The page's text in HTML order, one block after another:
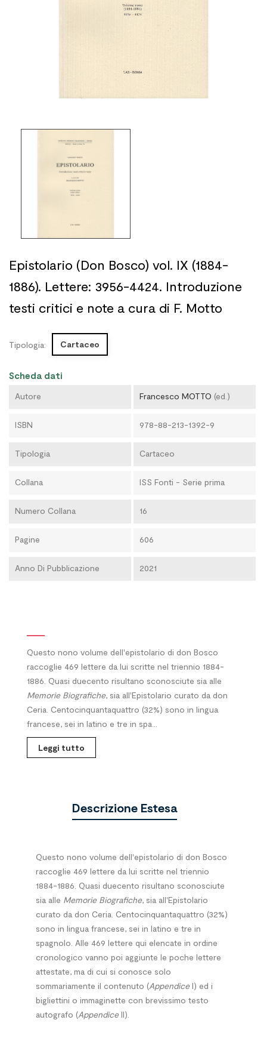
Epistolario (Don Bosco) vol. IX (1884-
1886). Lettere: 3956-4424. Introduzione
testi critici e note a cura di F. Motto
Tipologia: Cartaceo
Scheda dati
Autore Francesco MOTTO (ed.)
ISBN 978-88-213-1392-9
Tipologia Cartaceo
Collana ISS Fonti - Serie prima
Numero Collana 16
Pagine 606
Anno Di Pubblicazione 2021
Questo nono volume dell'epistolario di don Bosco
raccoglie 469 lettere da lui scritte nel triennio 1884-
1886. Quasi duecento risultano sconosciute sia alle
Memorie Biografiche, sia all'Epistolario curato da don
Ceria. Centocinquantaquattro (32%) sono in lingua
francese, sei in latino e tre in spa...
Leggi tutto
Descrizione Estesa
Questo nono volume dell'epistolario di don Bosco
raccoglie 469 lettere da lui scritte nel triennio
1884-1886. Quasi duecento risultano sconosciute
sia alle Memorie Biografiche, sia all'Epistolario
curato da don Ceria. Centocinquantaquattro (32%)
sono in lingua francese, sei in latino e tre in
spagnolo. Alle 469 lettere qui elencate in ordine
cronologico vanno poi aggiunte le poche lettere
attestate, ma di cui si conosce solo
sommariamente il contenuto (AppendiceI) ed i
bigliettini o immaginette con brevissimo testo
autografo (AppendiceII).